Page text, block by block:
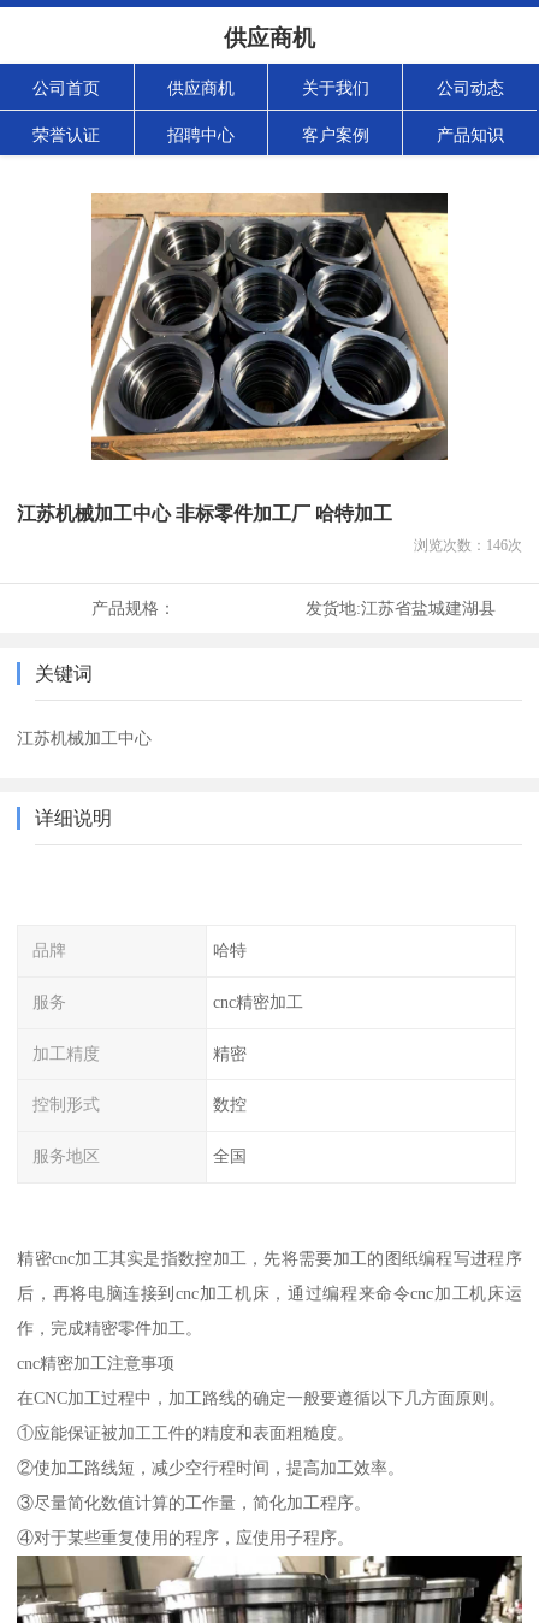
供应商机
公司首页 供应商机 关于我们 公司动态
荣誉认证 招聘中心 客户案例 产品知识
江苏机械加工中心 非标零件加工厂 哈特加工
浏览次数： 146次
产品规格： 发货地:江苏省盐城建湖县
关键词
江苏机械加工中心
详细说明
品牌 哈特
服务 cnc精密加工
加工精度 精密
控制形式 数控
服务地区 全国
精密cnc加工其实是指数控加工，先将需要加工的图纸编程写进程序
后，再将电脑连接到cnc加工机床，通过编程来命令cnc加工机床运
作，完成精密零件加工。
cnc精密加工注意事项
在CNC加工过程中，加工路线的确定一般要遵循以下几方面原则。
①应能保证被加工工件的精度和表面粗糙度。
②使加工路线短，减少空行程时间，提高加工效率。
③尽量简化数值计算的工作量，简化加工程序。
④对于某些重复使用的程序，应使用子程序。